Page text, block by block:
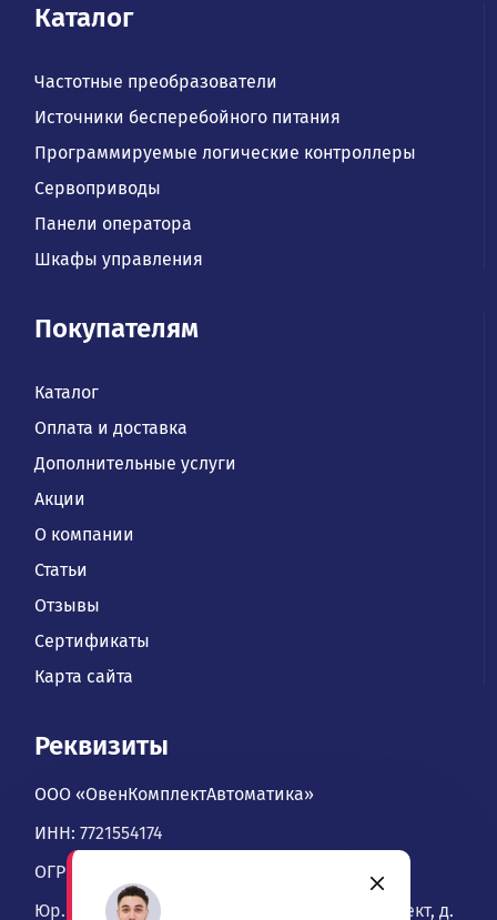
Каталог
Частотные преобразователи
Источники бесперебойного питания
Программируемые логические контроллеры
Сервоприводы
Панели оператора
Шкафы управления
Покупателям
Каталог
Оплата и доставка
Дополнительные услуги
Акции
О компании
Статьи
Отзывы
Сертификаты
Карта сайта
Реквизиты
ООО «ОвенКомплектАвтоматика»
ИНН: 7721554174
ОГРН: 1067746534900
Юр. адрес: 109428, Москва, Рязанский проспект, д.